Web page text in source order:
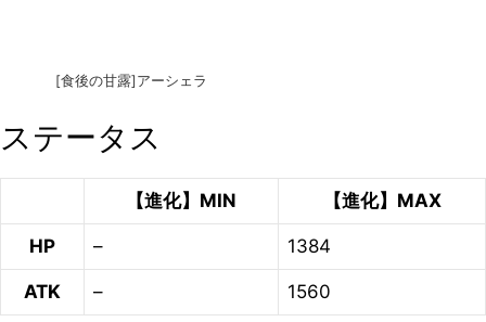
[食後の甘露]アーシェラ
ステータス
【進化】MIN 【進化】MAX
HP – 1384
ATK – 1560